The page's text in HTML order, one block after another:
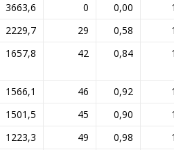
3663,6 0 0,00
2229,7 29 0,58
1657,8 42 0,84
1566,1 46 0,92
1501,5 45 0,90
1223,3 49 0,98